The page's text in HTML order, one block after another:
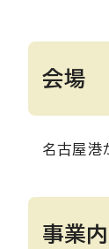
会場
名古屋港
事業